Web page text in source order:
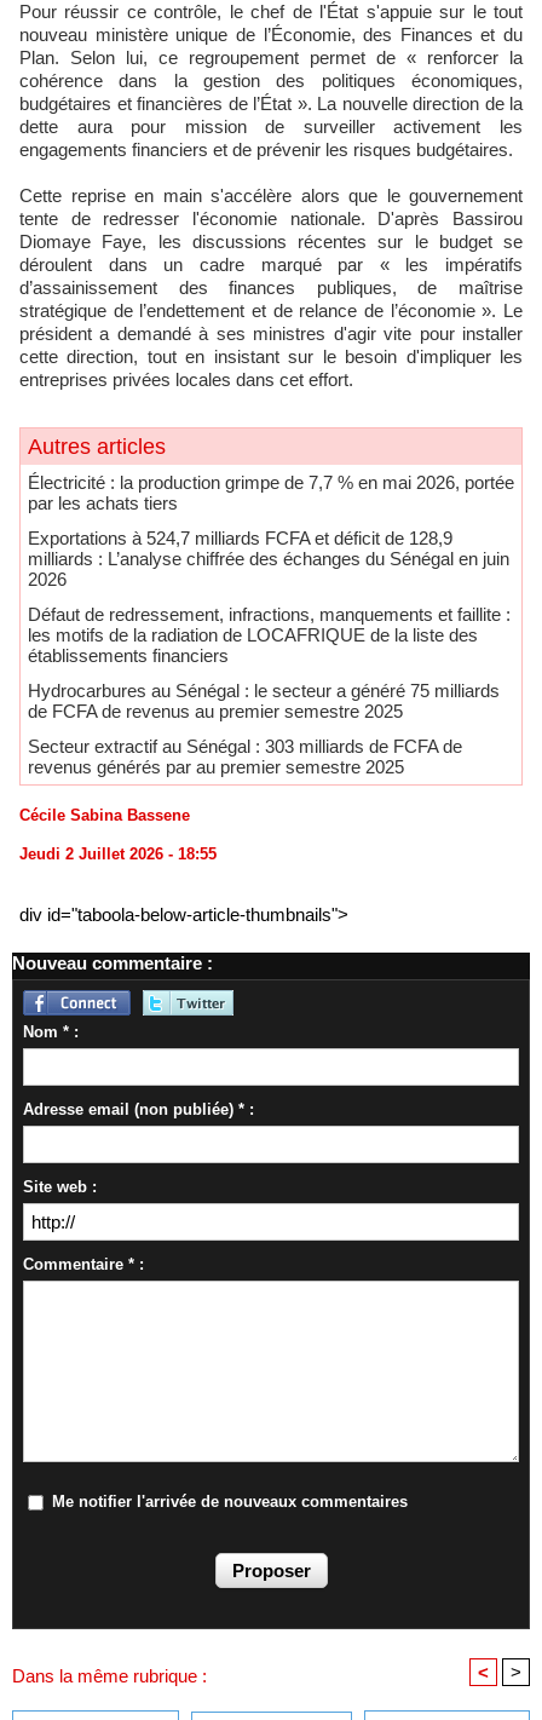
Pour réussir ce contrôle, le chef de l'État s'appuie sur le tout
nouveau ministère unique de l’Économie, des Finances et du
Plan. Selon lui, ce regroupement permet de « renforcer la
cohérence dans la gestion des politiques économiques,
budgétaires et financières de l’État ». La nouvelle direction de la
dette aura pour mission de surveiller activement les
engagements financiers et de prévenir les risques budgétaires.
Cette reprise en main s'accélère alors que le gouvernement
tente de redresser l'économie nationale. D'après Bassirou
Diomaye Faye, les discussions récentes sur le budget se
déroulent dans un cadre marqué par « les impératifs
d’assainissement des finances publiques, de maîtrise
stratégique de l’endettement et de relance de l’économie ». Le
président a demandé à ses ministres d'agir vite pour installer
cette direction, tout en insistant sur le besoin d'impliquer les
entreprises privées locales dans cet effort.
Autres articles
Électricité : la production grimpe de 7,7 % en mai 2026, portée
par les achats tiers
Exportations à 524,7 milliards FCFA et déficit de 128,9
milliards : L’analyse chiffrée des échanges du Sénégal en juin
2026
Défaut de redressement, infractions, manquements et faillite :
les motifs de la radiation de LOCAFRIQUE de la liste des
établissements financiers
Hydrocarbures au Sénégal : le secteur a généré 75 milliards
de FCFA de revenus au premier semestre 2025
​Secteur extractif au Sénégal : 303 milliards de FCFA de
revenus générés par au premier semestre 2025
Cécile Sabina Bassene
Jeudi 2 Juillet 2026 - 18:55
div id="taboola-below-article-thumbnails">
Nouveau commentaire :
Nom * :
Adresse email (non publiée) * :
Site web :
Commentaire * :
Me notifier l'arrivée de nouveaux commentaires
Dans la même rubrique : < >